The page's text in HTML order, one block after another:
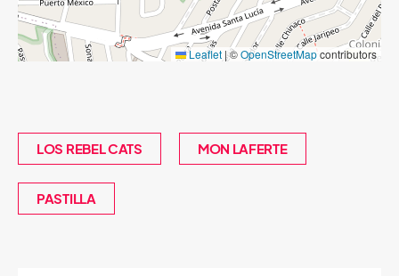
Leaflet |©OpenStreetMapcontributors
LOS REBEL CATS MON LAFERTE
PASTILLA